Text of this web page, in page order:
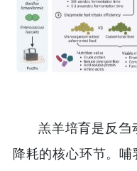
羔羊培育是反刍
降耗的核心环节。